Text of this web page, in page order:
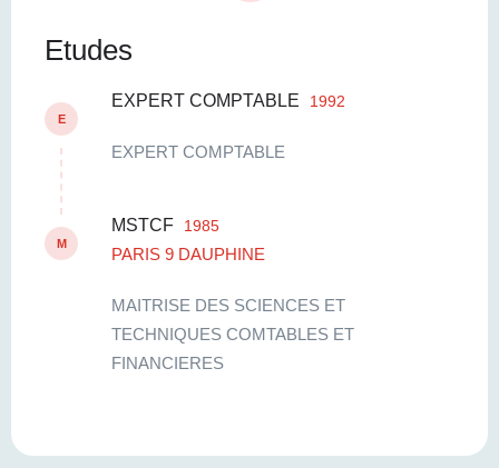
Etudes
E
EXPERT COMPTABLE 1992
EXPERT COMPTABLE
M
MSTCF 1985
PARIS 9 DAUPHINE
MAITRISE DES SCIENCES ET
TECHNIQUES COMTABLES ET
FINANCIERES